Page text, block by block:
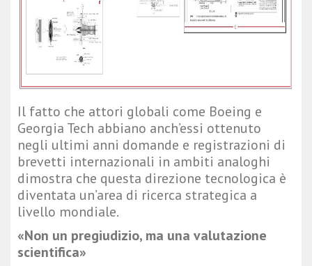
Il fatto che attori globali come Boeing e
Georgia Tech abbiano anch’essi ottenuto
negli ultimi anni domande e registrazioni di
brevetti internazionali in ambiti analoghi
dimostra che questa direzione tecnologica è
diventata un’area di ricerca strategica a
livello mondiale.
«Non un pregiudizio, ma una valutazione
scientifica»